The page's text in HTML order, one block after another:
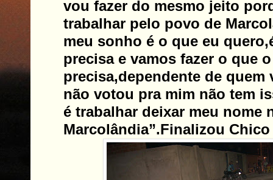
vou fazer do mesmo jeito
trabalhar pelo povo de
meu sonho é o que eu
precisa e vamos fazer o que
precisa,dependente de quem
não votou pra mim não tem
é trabalhar deixar meu nome
Marcolândia”.Finalizou